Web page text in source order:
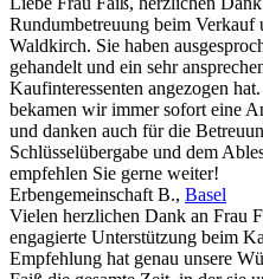
Rundumbetreuung beim Verkauf
Waldkirch. Sie haben
gehandelt und ein sehr
Kaufinteressenten angezogen
bekamen wir immer sofort eine
und danken auch für die
Schlüsselübergabe und dem
empfehlen Sie gerne weiter!
Erbengemeinschaft B., Basel
Vielen herzlichen Dank an Frau
engagierte Unterstützung beim
Empfehlung hat genau unsere